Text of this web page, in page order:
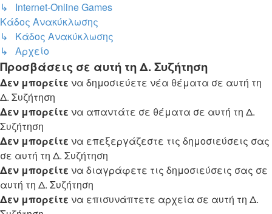
↳ Internet-Online Games
Κάδος Ανακύκλωσης
↳ Κάδος Ανακύκλωσης
↳ Αρχείο
Προσβάσεις σε αυτή τη Δ. Συζήτηση
Δεν μπορείτε να δημοσιεύετε νέα θέματα σε αυτή τη
Δ. Συζήτηση
Δεν μπορείτε να απαντάτε σε θέματα σε αυτή τη Δ.
Συζήτηση
Δεν μπορείτε να επεξεργάζεστε τις δημοσιεύσεις σας
σε αυτή τη Δ. Συζήτηση
Δεν μπορείτε να διαγράφετε τις δημοσιεύσεις σας σε
αυτή τη Δ. Συζήτηση
Δεν μπορείτε να επισυνάπτετε αρχεία σε αυτή τη Δ.